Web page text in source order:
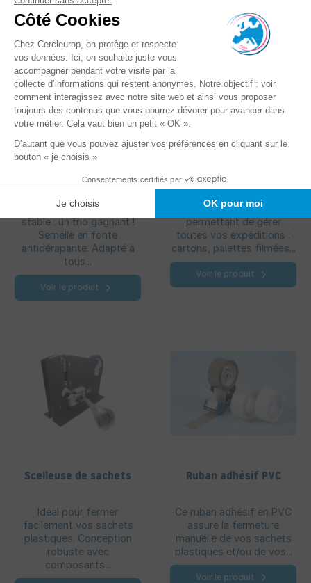
Léger, modulable et
stable : un trio gagnant !
Semelle en fonte
antidérapante. Adapté à
tous...
Voir le produit
Dévidoir escargot
Dévidoir polyvalent vous
permettant de gérer
toutes vos expéditions :
cartons, palettes filmées...
Voir le produit
Scelleuse de sachets
Idéal pour fermer
facilement vos sachets
plastiques. Conception
robuste avec
composants...
Ruban adhésif PVC
Ce ruban adhésif en PVC
assure la fermeture
manuelle de vos sachets
plastiques et/ou de vos...
Voir le produit